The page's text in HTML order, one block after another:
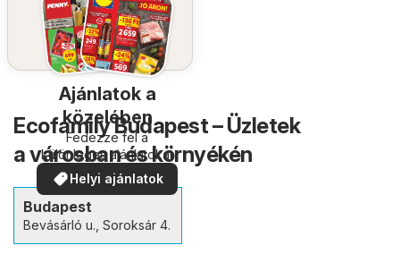
Ajánlatok a
közelében
Fedezze fel a
különleges ajánlatokat
Helyi ajánlatok
Ecofamily Budapest – Üzletek
a városban és környékén
Budapest
Bevásárló u., Soroksár 4.